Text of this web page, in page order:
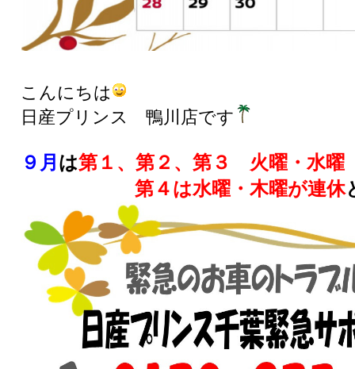
こんにちは
日産プリンス 鴨川店です
９月 は第１、第２、第３ 火曜・水曜
第４は水曜・木曜が連休